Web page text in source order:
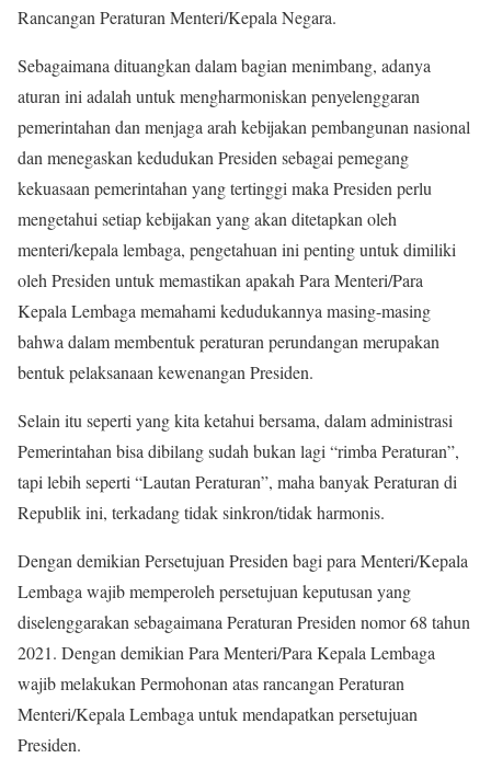
Rancangan Peraturan Menteri/Kepala Negara.
Sebagaimana dituangkan dalam bagian menimbang, adanya
aturan ini adalah untuk mengharmoniskan penyelenggaran
pemerintahan dan menjaga arah kebijakan pembangunan nasional
dan menegaskan kedudukan Presiden sebagai pemegang
kekuasaan pemerintahan yang tertinggi maka Presiden perlu
mengetahui setiap kebijakan yang akan ditetapkan oleh
menteri/kepala lembaga, pengetahuan ini penting untuk dimiliki
oleh Presiden untuk memastikan apakah Para Menteri/Para
Kepala Lembaga memahami kedudukannya masing-masing
bahwa dalam membentuk peraturan perundangan merupakan
bentuk pelaksanaan kewenangan Presiden.
Selain itu seperti yang kita ketahui bersama, dalam administrasi
Pemerintahan bisa dibilang sudah bukan lagi “rimba Peraturan”,
tapi lebih seperti “Lautan Peraturan”, maha banyak Peraturan di
Republik ini, terkadang tidak sinkron/tidak harmonis.
Dengan demikian Persetujuan Presiden bagi para Menteri/Kepala
Lembaga wajib memperoleh persetujuan keputusan yang
diselenggarakan sebagaimana Peraturan Presiden nomor 68 tahun
2021. Dengan demikian Para Menteri/Para Kepala Lembaga
wajib melakukan Permohonan atas rancangan Peraturan
Menteri/Kepala Lembaga untuk mendapatkan persetujuan
Presiden.